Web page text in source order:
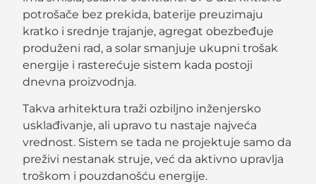
potrošače bez prekida, baterije preuzimaju
kratko i srednje trajanje, agregat obezbeđuje
produženi rad, a solar smanjuje ukupni trošak
energije i rasterećuje sistem kada postoji
dnevna proizvodnja.
Takva arhitektura traži ozbiljno inženjersko
usklađivanje, ali upravo tu nastaje najveća
vrednost. Sistem se tada ne projektuje samo da
preživi nestanak struje, već da aktivno upravlja
troškom i pouzdanošću energije.